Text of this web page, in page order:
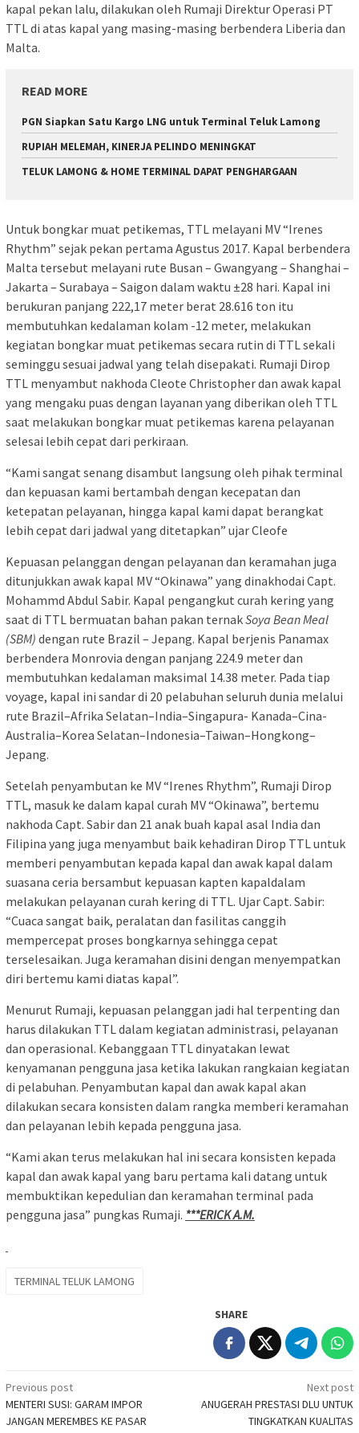
kapal pekan lalu, dilakukan oleh Rumaji Direktur Operasi PT
TTL di atas kapal yang masing-masing berbendera Liberia dan
Malta.
READ MORE
PGN Siapkan Satu Kargo LNG untuk Terminal Teluk Lamong
RUPIAH MELEMAH, KINERJA PELINDO MENINGKAT
TELUK LAMONG & HOME TERMINAL DAPAT PENGHARGAAN
Untuk bongkar muat petikemas, TTL melayani MV “Irenes
Rhythm” sejak pekan pertama Agustus 2017. Kapal berbendera
Malta tersebut melayani rute Busan – Gwangyang – Shanghai –
Jakarta – Surabaya – Saigon dalam waktu ±28 hari. Kapal ini
berukuran panjang 222,17 meter berat 28.616 ton itu
membutuhkan kedalaman kolam -12 meter, melakukan
kegiatan bongkar muat petikemas secara rutin di TTL sekali
seminggu sesuai jadwal yang telah disepakati. Rumaji Dirop
TTL menyambut nakhoda Cleote Christopher dan awak kapal
yang mengaku puas dengan layanan yang diberikan oleh TTL
saat melakukan bongkar muat petikemas karena pelayanan
selesai lebih cepat dari perkiraan.
“Kami sangat senang disambut langsung oleh pihak terminal
dan kepuasan kami bertambah dengan kecepatan dan
ketepatan pelayanan, hingga kapal kami dapat berangkat
lebih cepat dari jadwal yang ditetapkan” ujar Cleofe
Kepuasan pelanggan dengan pelayanan dan keramahan juga
ditunjukkan awak kapal MV “Okinawa” yang dinakhodai Capt.
Mohammd Abdul Sabir. Kapal pengangkut curah kering yang
saat di TTL bermuatan bahan pakan ternakSoya Bean Meal
(SBM) dengan rute Brazil – Jepang. Kapal berjenis Panamax
berbendera Monrovia dengan panjang 224.9 meter dan
membutuhkan kedalaman maksimal 14.38 meter. Pada tiap
voyage, kapal ini sandar di 20 pelabuhan seluruh dunia melalui
rute Brazil–Afrika Selatan–India–Singapura- Kanada–Cina-
Australia–Korea Selatan–Indonesia–Taiwan–Hongkong–
Jepang.
Setelah penyambutan ke MV “Irenes Rhythm”, Rumaji Dirop
TTL, masuk ke dalam kapal curah MV “Okinawa”, bertemu
nakhoda Capt. Sabir dan 21 anak buah kapal asal India dan
Filipina yang juga menyambut baik kehadiran Dirop TTL untuk
memberi penyambutan kepada kapal dan awak kapal dalam
suasana ceria bersambut kepuasan kapten kapaldalam
melakukan pelayanan curah kering di TTL. Ujar Capt. Sabir:
“Cuaca sangat baik, peralatan dan fasilitas canggih
mempercepat proses bongkarnya sehingga cepat
terselesaikan. Juga keramahan disini dengan menyempatkan
diri bertemu kami diatas kapal”.
Menurut Rumaji, kepuasan pelanggan jadi hal terpenting dan
harus dilakukan TTL dalam kegiatan administrasi, pelayanan
dan operasional. Kebanggaan TTL dinyatakan lewat
kenyamanan pengguna jasa ketika lakukan rangkaian kegiatan
di pelabuhan. Penyambutan kapal dan awak kapal akan
dilakukan secara konsisten dalam rangka memberi keramahan
dan pelayanan lebih kepada pengguna jasa.
“Kami akan terus melakukan hal ini secara konsisten kepada
kapal dan awak kapal yang baru pertama kali datang untuk
membuktikan kepedulian dan keramahan terminal pada
pengguna jasa” pungkas Rumaji. ***ERICK A.M.
TERMINAL TELUK LAMONG
SHARE
Post
navigation
Previous post
MENTERI SUSI: GARAM IMPOR
JANGAN MEREMBES KE PASAR
Next post
ANUGERAH PRESTASI DLU UNTUK
TINGKATKAN KUALITAS